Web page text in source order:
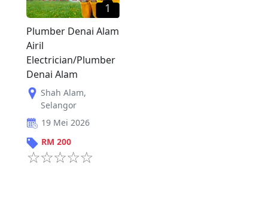
1
Plumber Denai Alam
Airil
Electrician/Plumber
Denai Alam
Shah Alam,
Selangor
19 Mei 2026
RM 200